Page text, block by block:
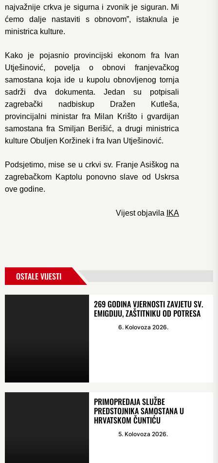
najvažnije crkva je sigurna i zvonik je siguran. Mi
ćemo dalje nastaviti s obnovom”, istaknula je
ministrica kulture.
Kako je pojasnio provincijski ekonom fra Ivan
Utješinović, povelja o obnovi franjevačkog
samostana koja ide u kupolu obnovljenog tornja
sadrži dva dokumenta. Jedan su potpisali
zagrebački nadbiskup Dražen Kutleša,
provincijalni ministar fra Milan Krišto i gvardijan
samostana fra Smiljan Berišić, a drugi ministrica
kulture Obuljen Koržinek i fra Ivan Utješinović.
Podsjetimo, mise se u crkvi sv. Franje Asiškog na
zagrebačkom Kaptolu ponovno slave od Uskrsa
ove godine.
Vijest objavila IKA
OSTALE VIJESTI
269 GODINA VJERNOSTI ZAVJETU SV.
EMIGDIJU, ZAŠTITNIKU OD POTRESA
6. Kolovoza 2026.
PRIMOPREDAJA SLUŽBE
PREDSTOJNIKA SAMOSTANA U
HRVATSKOM ČUNTIĆU
5. Kolovoza 2026.